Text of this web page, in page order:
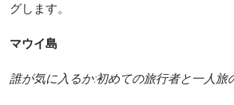
グします。
マウイ島
誰が気に入るか:初めての旅行者と一人旅